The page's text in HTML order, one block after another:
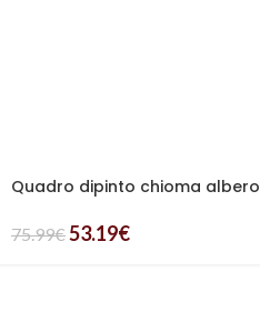
Quadro dipinto chioma albero
75.99€53.19€